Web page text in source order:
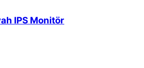
IPS Monitör